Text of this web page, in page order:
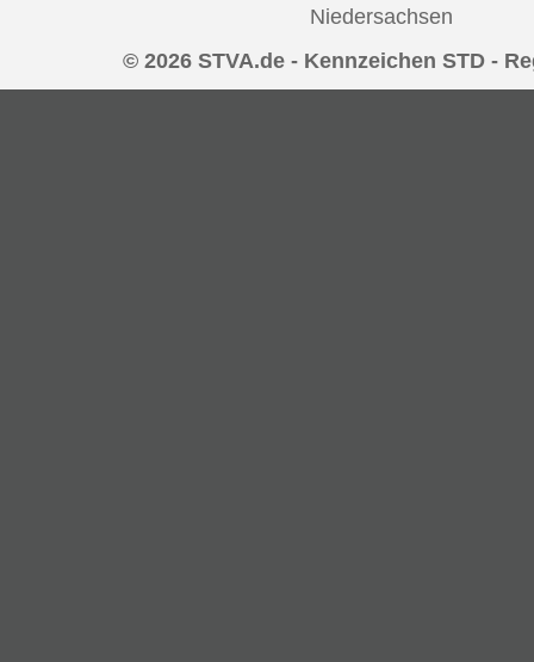
Niedersachsen
© 2026 STVA.de - Kennzeichen STD -